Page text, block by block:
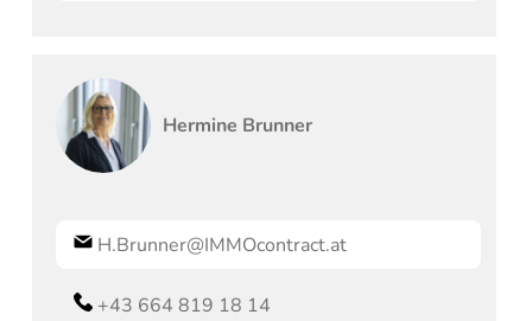
Hermine Brunner
H.Brunner@IMMOcontract.at
+43 664 819 18 14